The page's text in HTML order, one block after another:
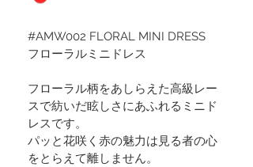
#AMW002 FLORAL MINI DRESS
フローラルミニドレス
フローラル柄をあしらえた高級レー
スで紡いだ眩しさにあふれるミニド
レスです。
パッと花咲く赤の魅力は見る者の心
をとらえて離しません。